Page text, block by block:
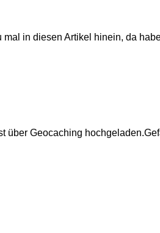
in diesen Artikel hinein, da
über Geocaching